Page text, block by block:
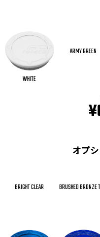
WHITE
ARMY GREEN
オプ
BRIGHT CLEAR BRUSHED BRONZE